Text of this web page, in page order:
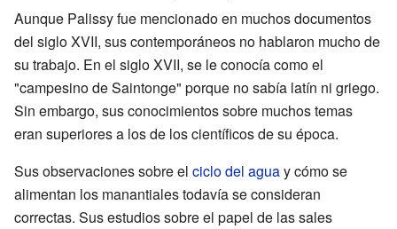
Aunque Palissy fue mencionado en muchos documentos
del siglo XVII, sus contemporáneos no hablaron mucho de
su trabajo. En el siglo XVII, se le conocía como el
"campesino de Saintonge" porque no sabía latín ni griego.
Sin embargo, sus conocimientos sobre muchos temas
eran superiores a los de los científicos de su época.
Sus observaciones sobre el ciclo del aguay cómo se
alimentan los manantiales todavía se consideran
correctas. Sus estudios sobre el papel de las sales